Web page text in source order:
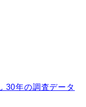
30年の調査データ